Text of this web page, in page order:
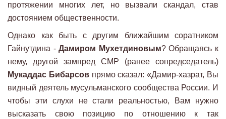
протяжении многих лет, но вызвали скандал, став
достоянием общественности.
Однако как быть с другим ближайшим соратником
Гайнутдина -Дамиром Мухетдиновым? Обращаясь к
нему, другой зампред СМР (ранее сопредседатель)
Мукаддас Бибарсовпрямо сказал: «Дамир-хазрат, Вы
видный деятель мусульманского сообщества России. И
чтобы эти слухи не стали реальностью, Вам нужно
высказать свою позицию по отношению к так